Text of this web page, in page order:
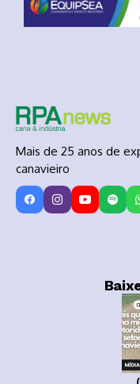
Mais de 25 anos de
canavieiro